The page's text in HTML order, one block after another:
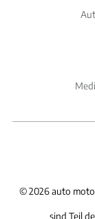
©2026 auto
sind Teil